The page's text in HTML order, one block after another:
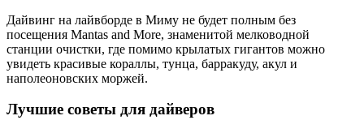
Дайвинг на лайвборде в Миму не будет полным без
посещения Mantas and More, знаменитой мелководной
станции очистки, где помимо крылатых гигантов можно
увидеть красивые кораллы, тунца, барракуду, акул и
наполеоновских моржей.
Лучшие советы для дайверов